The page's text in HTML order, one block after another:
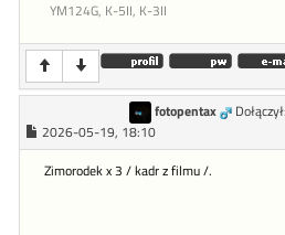
YM124G, K-5II, K-3II
fotopentax
2026-05-19, 18:10
Zimorodek x 3 / kadr z filmu /.